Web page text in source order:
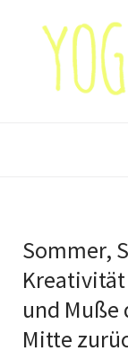
Sommer,
und Muße
Mitte